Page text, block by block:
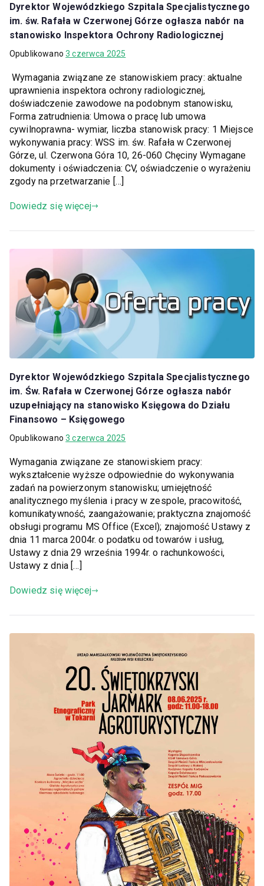
Dyrektor Wojewódzkiego Szpitala Specjalistycznego
im. św. Rafała w Czerwonej Górze ogłasza nabór na
stanowisko Inspektora Ochrony Radiologicznej
Opublikowano3 czerwca 2025
Wymagania związane ze stanowiskiem pracy: aktualne
uprawnienia inspektora ochrony radiologicznej,
doświadczenie zawodowe na podobnym stanowisku,
Forma zatrudnienia: Umowa o pracę lub umowa
cywilnoprawna- wymiar, liczba stanowisk pracy: 1 Miejsce
wykonywania pracy: WSS im. św. Rafała w Czerwonej
Górze, ul. Czerwona Góra 10, 26-060 Chęciny Wymagane
dokumenty i oświadczenia: CV, oświadczenie o wyrażeniu
zgody na przetwarzanie […]
Dowiedz się więcej
Dyrektor Wojewódzkiego Szpitala Specjalistycznego
im. Św. Rafała w Czerwonej Górze ogłasza nabór
uzupełniający na stanowisko Księgowa do Działu
Finansowo – Księgowego
Opublikowano3 czerwca 2025
Wymagania związane ze stanowiskiem pracy:
wykształcenie wyższe odpowiednie do wykonywania
zadań na powierzonym stanowisku; umiejętność
analitycznego myślenia i pracy w zespole, pracowitość,
komunikatywność, zaangażowanie; praktyczna znajomość
obsługi programu MS Office (Excel); znajomość Ustawy z
dnia 11 marca 2004r. o podatku od towarów i usług,
Ustawy z dnia 29 września 1994r. o rachunkowości,
Ustawy z dnia […]
Dowiedz się więcej